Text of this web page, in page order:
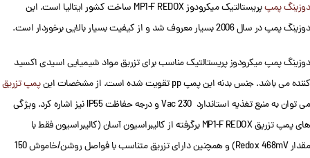
دوزینگ پمپ
پریستالتیک میکرودوز MP1-F REDOX ساخت کشور ایتالیا است. این
دوزینگ پمپ در سال 2006 بسیار معروف شد و از کیفیت بسیار بالایی برخوردار است.
دوزینگ پمپ میکرودوز پریستالتیک مناسب برای تزریق مواد شیمیایی اسیدی اکسید
کننده می باشد. جنس بدنه این پمپ pp تقویت شده است. از مشخصات این
پمپ تزریق
می توان به منبع تغذیه استاندارد 230 Vac و درجه حفاظت IP55 نیز اشاره کرد. ویژگی
های پمپ تزریق MP1-F REDOX برگرفته از کالیبراسیون آسان (کالیبراسیون فقط با
مقدار Redox 468mV) و همچنین دارای تزریق متناسب با فواصل روشن/خاموش 150